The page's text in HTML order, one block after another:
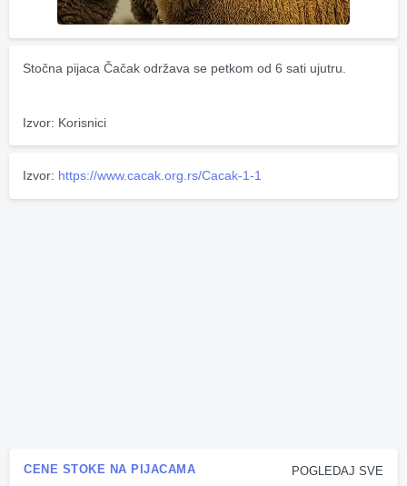
Stočna pijaca Čačak održava se petkom od 6 sati ujutru.
Izvor: Korisnici
Izvor: https://www.cacak.org.rs/Cacak-1-1
POGLEDAJ SVE
CENE STOKE NA PIJACAMA